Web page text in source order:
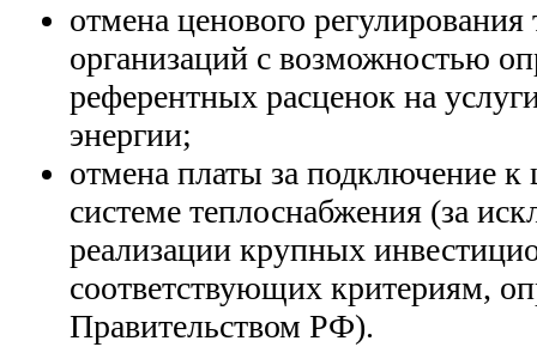
отмена ценового регулирования
организаций с возможностью
референтных расценок на
энергии;
отмена платы за подключение к
системе теплоснабжения (за
реализации крупных
соответствующих критериям,
Правительством РФ).